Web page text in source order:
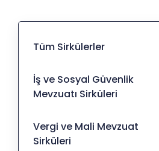
Tüm Sirkülerler
İş ve Sosyal Güvenlik
Mevzuatı Sirküleri
Vergi ve Mali Mevzuat
Sirküleri